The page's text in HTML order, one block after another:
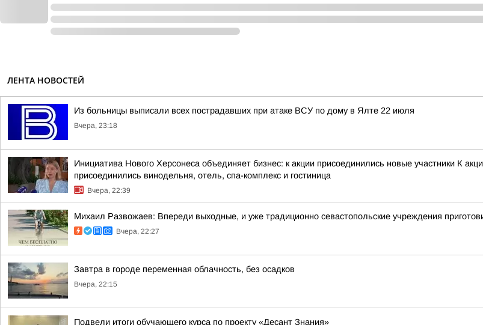
ЛЕНТА НОВОСТЕЙ
Из больницы выписали всех пострадавших при атаке ВСУ по дому в Ялте 22 июля
Вчера, 23:18
Инициатива Нового Херсонеса объединяет бизнес: к акции присоединились новые участники К
присоединились винодельня, отель, спа-комплекс и гостиница
Вчера, 22:39
Михаил Развожаев: Впереди выходные, и уже традиционно севастопольские учреждения
Вчера, 22:27
Завтра в городе переменная облачность, без осадков
Вчера, 22:15
Подвели итоги обучающего курса по проекту «Десант Знания»